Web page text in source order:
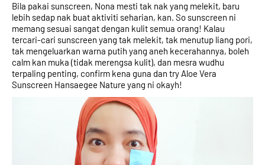
Bila pakai sunscreen, Nona mesti tak nak yang melekit, baru
lebih sedap nak buat aktiviti seharian, kan. So sunscreen ni
memang sesuai sangat dengan kulit semua orang! Kalau
tercari-cari sunscreen yang tak melekit, tak menutup liang pori,
tak mengeluarkan warna putih yang aneh kecerahannya, boleh
calm kan muka (tidak merengsa kulit), dan mesra wudhu
terpaling penting, confirm kena guna dan try Aloe Vera
Sunscreen Hansaegee Nature yang ni okayh!